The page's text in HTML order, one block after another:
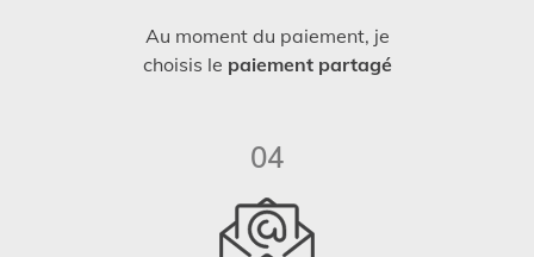
Au moment du paiement, je
choisis le paiement partagé
04